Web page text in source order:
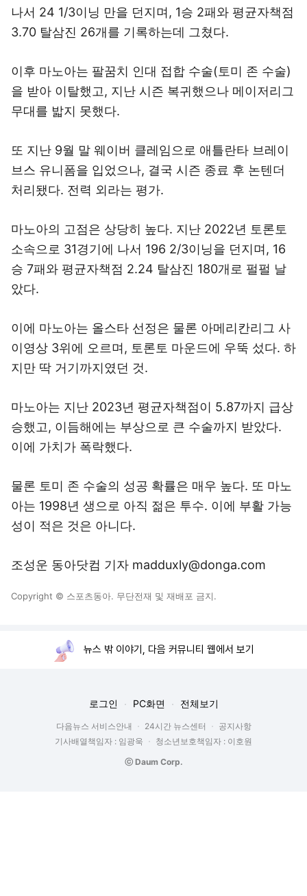
나서 24 1/3이닝 만을 던지며, 1승 2패와 평균자책점
3.70 탈삼진 26개를 기록하는데 그쳤다.
이후 마노아는 팔꿈치 인대 접합 수술(토미 존 수술)
을 받아 이탈했고, 지난 시즌 복귀했으나 메이저리그
무대를 밟지 못했다.
또 지난 9월 말 웨이버 클레임으로 애틀란타 브레이
브스 유니폼을 입었으나, 결국 시즌 종료 후 논텐더
처리됐다. 전력 외라는 평가.
마노아의 고점은 상당히 높다. 지난 2022년 토론토
소속으로 31경기에 나서 196 2/3이닝을 던지며, 16
승 7패와 평균자책점 2.24 탈삼진 180개로 펄펄 날
았다.
이에 마노아는 올스타 선정은 물론 아메리칸리그 사
이영상 3위에 오르며, 토론토 마운드에 우뚝 섰다. 하
지만 딱 거기까지였던 것.
마노아는 지난 2023년 평균자책점이 5.87까지 급상
승했고, 이듬해에는 부상으로 큰 수술까지 받았다.
이에 가치가 폭락했다.
물론 토미 존 수술의 성공 확률은 매우 높다. 또 마노
아는 1998년 생으로 아직 젊은 투수. 이에 부활 가능
성이 적은 것은 아니다.
조성운 동아닷컴 기자 madduxly@donga.com
Copyright © 스포츠동아. 무단전재 및 재배포 금지.
뉴스 밖 이야기, 다음 커뮤니티 웹에서 보기
로그인 PC화면 전체보기
다음뉴스 서비스안내 24시간 뉴스센터
공지사항
기사배열책임자 : 임광욱
청소년보호책임자 : 이호원
ⓒ Daum Corp.